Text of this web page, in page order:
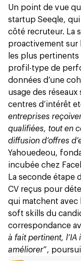
Un point de vue
startup Seeqle,
côté recruteur. La
proactivement sur
les plus
profil-type de
données d’une
usage des
centres d’intérêt
entreprises
qualifiées, tout en
diffusion d’offres
Yahouedeou,
incubée chez
La seconde étape
CV reçus pour
qui matchent avec
soft skills du
correspondance
à fait pertinent,
améliorer”,